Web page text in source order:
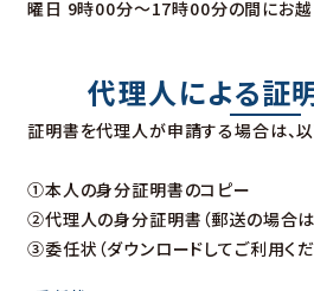
曜日 9時00分～17時00分の間にお越
代理人による証
証明書を代理人が申請する場合は、以
①本人の身分証明書のコピー
②代理人の身分証明書（郵送の場合は
③委任状（ダウンロードしてご利用くだ